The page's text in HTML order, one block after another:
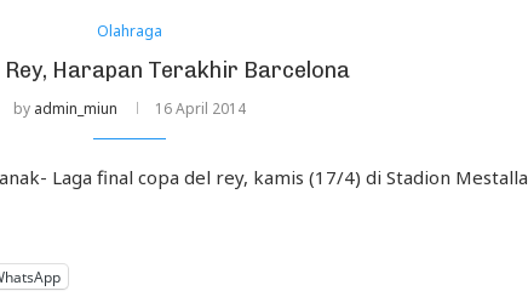
Olahraga
Rey, Harapan Terakhir Barcelona
by admin_miun 16 April 2014
Laga final copa del rey, kamis (17/4) di Stadion Mestalla